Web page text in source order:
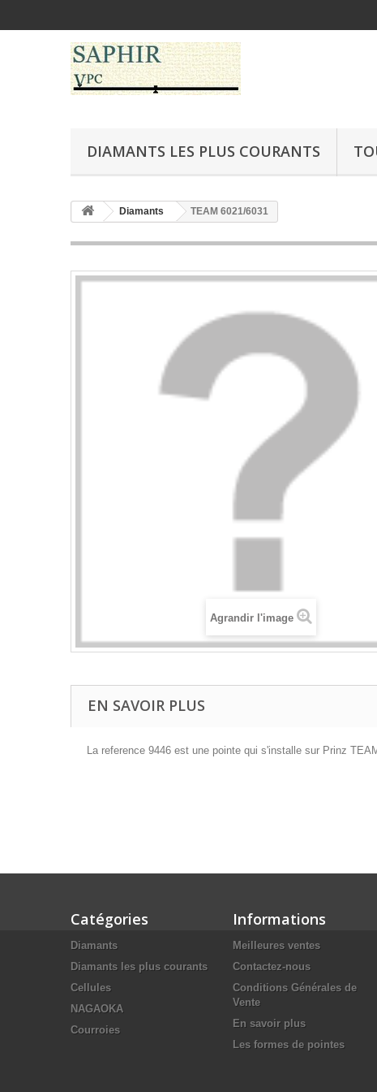
DIAMANTS LES PLUS COURANTS
Diamants TEAM 6021/6031
Agrandir l'image
EN SAVOIR PLUS
La reference 9446 est une pointe qui s'installe sur Prinz
Catégories
Diamants
Diamants les plus courants
Cellules
NAGAOKA
Courroies
Informations
Meilleures ventes
Contactez-nous
Conditions Générales de
Vente
En savoir plus
Les formes de pointes